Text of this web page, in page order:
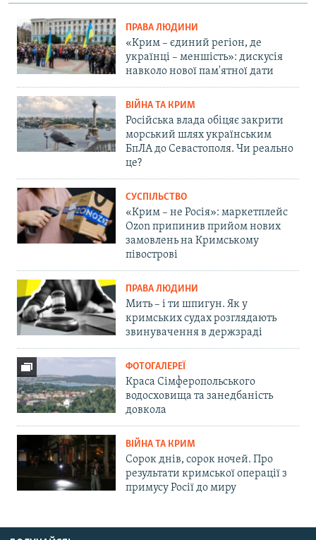
ПРАВА ЛЮДИНИ
«Крим – єдиний регіон, де
українці – меншість»: дискусія
навколо нової пам'ятної дати
ВІЙНА ТА КРИМ
Російська влада обіцяє закрити
морський шлях українським
БпЛА до Севастополя. Чи реально
це?
СУСПІЛЬСТВО
«Крим – не Росія»: маркетплейс
Ozon припинив прийом нових
замовлень на Кримському
півострові
ПРАВА ЛЮДИНИ
Мить – і ти шпигун. Як у
кримських судах розглядають
звинувачення в держзраді
ФОТОГАЛЕРЕЇ
Краса Сімферопольського
водосховища та занедбаність
довкола
ВІЙНА ТА КРИМ
Сорок днів, сорок ночей. Про
результати кримської операції з
примусу Росії до миру